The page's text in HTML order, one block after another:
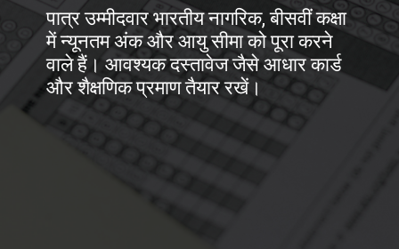
पात्र उम्मीदवार भारतीय नागरिक, बीसवीं कक्षा
में न्यूनतम अंक और आयु सीमा को पूरा करने
वाले हैं। आवश्यक दस्तावेज जैसे आधार कार्ड
और शैक्षणिक प्रमाण तैयार रखें।